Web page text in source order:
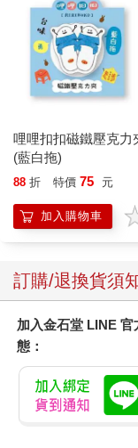
哩哩扣扣磁鐵壓克力
(藍白拖)
88 折 特價 75 元
加入購物車
訂購/退換貨須
加入金石堂 LINE
態：